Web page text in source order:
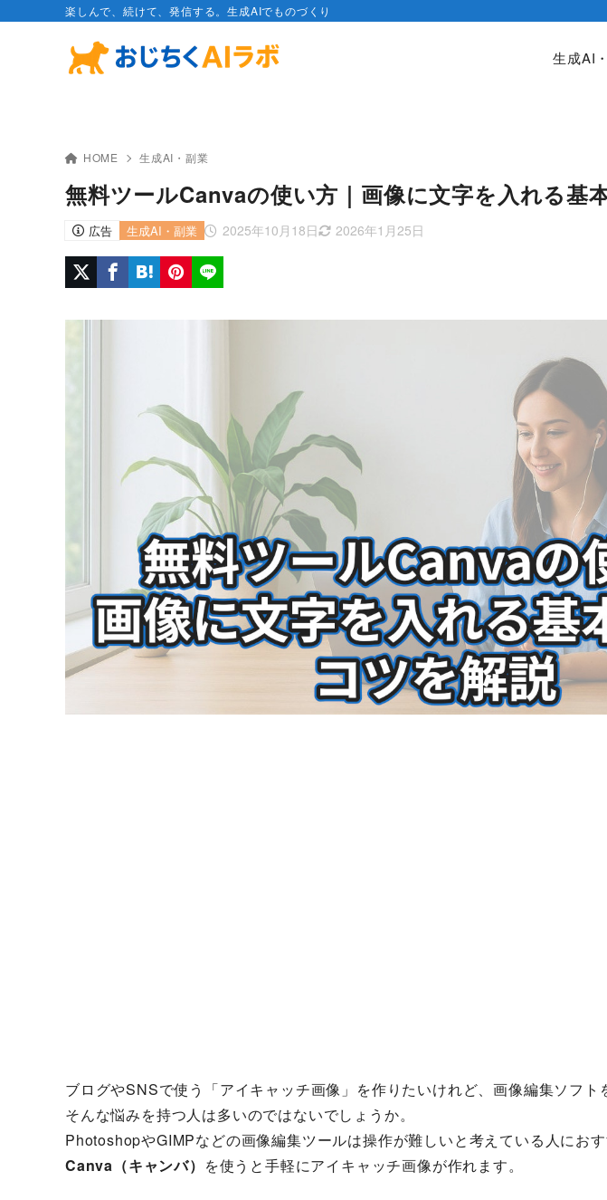
楽しんで、続けて、発信する。生成AIでものづくり
生成AI
HOME 生成AI・副業
無料ツールCanvaの使い方｜画像に文字を入れる基
広告 2025年10月18日 2026年1月25日
生成AI・副業
ブログやSNSで使う「アイキャッチ画像」を作りたいけれど、画像編集ソフト
そんな悩みを持つ人は多いのではないでしょうか。
PhotoshopやGIMPなどの画像編集ツールは操作が難しいと考えている人におす
Canva（キャンバ） を使うと手軽にアイキャッチ画像が作れます。